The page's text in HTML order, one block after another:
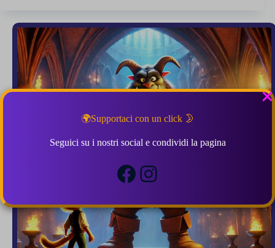
🌍Supportaci con un click 🌛
Seguici su i nostri social e condividi la pagina
Facebook
Instagram
4 (1)